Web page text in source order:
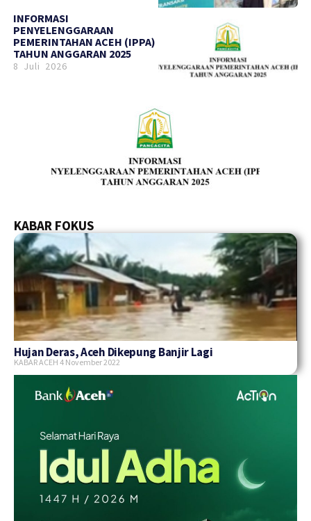
INFORMASI
PENYELENGGARAAN
PEMERINTAHAN ACEH (IPPA)
TAHUN ANGGARAN 2025
8 Juli 2026
KABAR FOKUS
Hujan Deras, Aceh Dikepung Banjir Lagi
KABAR ACEH 4 November 2022